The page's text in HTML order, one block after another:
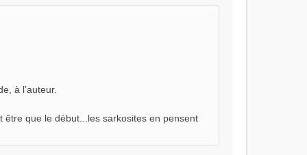
à l’auteur.
que le début...les sarkosites en pensent